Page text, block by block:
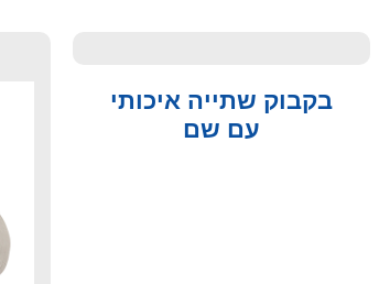
בקבוק שתייה איכותי
עם שם